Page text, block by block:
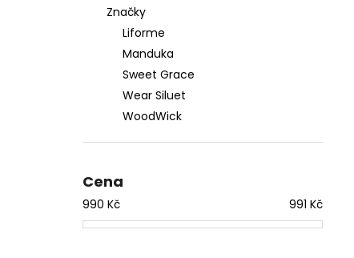
Značky
Liforme
Manduka
Sweet Grace
Wear Siluet
WoodWick
Cena
990 Kč 991 Kč